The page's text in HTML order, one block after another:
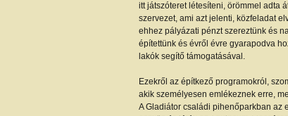
itt játszóteret létesíteni, örömmel adta
szervezet, ami azt jelenti, közfeladat
ehhez pályázati pénzt szereztünk és
építettünk és évről évre gyarapodva
lakók segítő támogatásával.
Ezekről az építkező programokról,
akik személyesen emlékeznek erre,
A Gladiátor családi pihenőparkban az